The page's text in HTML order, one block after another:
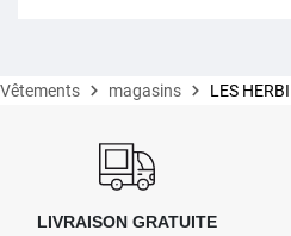
Vêtements magasins LES
LIVRAISON GRATUITE